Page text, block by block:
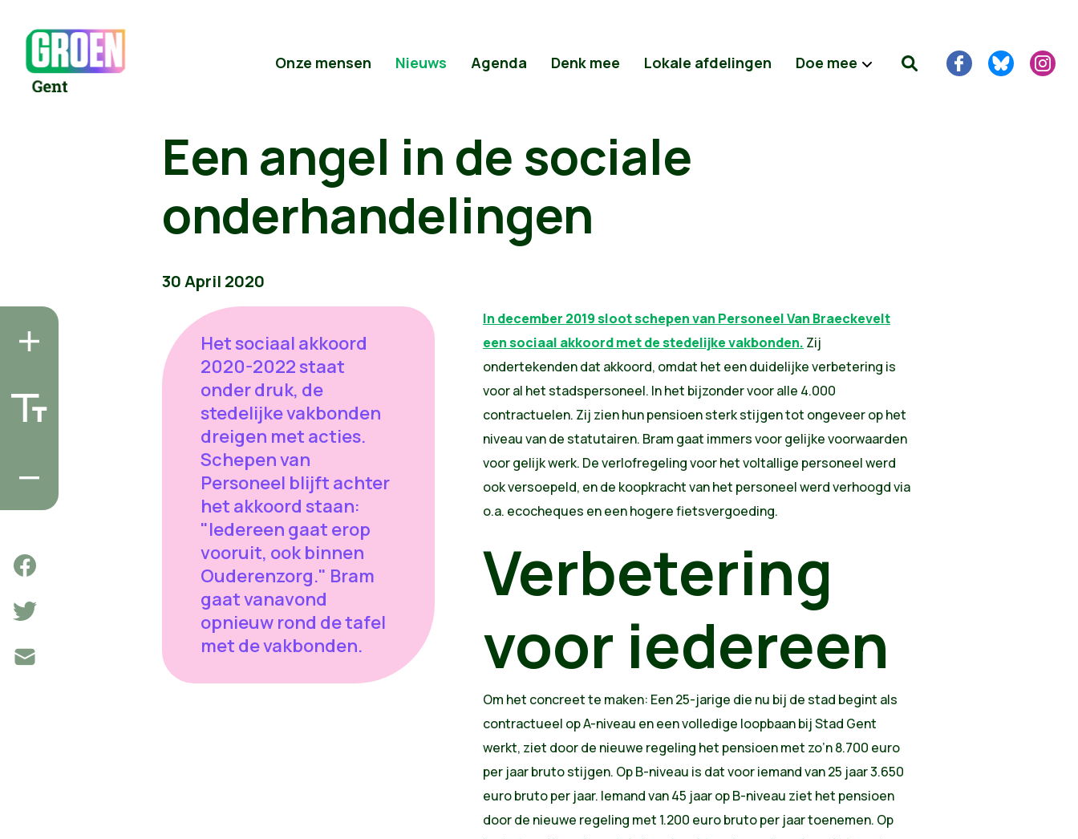
Onze mensen Nieuws Agenda Denk mee Lokale afdelingen Doe mee
Een angel in de sociale
onderhandelingen
30 April 2020
Het sociaal akkoord
2020-2022 staat
onder druk, de
stedelijke vakbonden
dreigen met acties.
Schepen van
Personeel blijft achter
het akkoord staan:
"Iedereen gaat erop
vooruit, ook binnen
Ouderenzorg." Bram
gaat vanavond
opnieuw rond de tafel
met de vakbonden.
In december 2019 sloot schepen van Personeel Van Braeckevelt
een sociaal akkoord met de stedelijke vakbonden. Zij
ondertekenden dat akkoord, omdat het een duidelijke verbetering is
voor al het stadspersoneel. In het bijzonder voor alle 4.000
contractuelen. Zij zien hun pensioen sterk stijgen tot ongeveer op het
niveau van de statutairen. Bram gaat immers voor gelijke voorwaarden
voor gelijk werk. De verlofregeling voor het voltallige personeel werd
ook versoepeld, en de koopkracht van het personeel werd verhoogd via
o.a. ecocheques en een hogere fietsvergoeding.
Verbetering
voor iedereen
Om het concreet te maken: Een 25-jarige die nu bij de stad begint als
contractueel op A-niveau en een volledige loopbaan bij Stad Gent
werkt, ziet door de nieuwe regeling het pensioen met zo’n 8.700 euro
per jaar bruto stijgen. Op B-niveau is dat voor iemand van 25 jaar 3.650
euro bruto per jaar. Iemand van 45 jaar op B-niveau ziet het pensioen
door de nieuwe regeling met 1.200 euro bruto per jaar toenemen. Op